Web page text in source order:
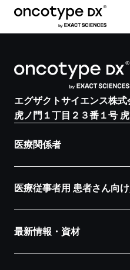
エグザクトサイエンス株
虎ノ門１丁目２３番１号
医療関係者
医療従事者用 患者さん向
最新情報・資材